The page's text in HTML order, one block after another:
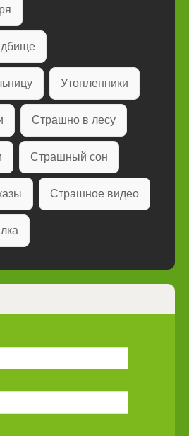
Утопленники
Страшно в лесу
Страшный сон
Страшное видео